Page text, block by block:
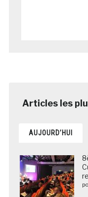
AUJOURD’HUI